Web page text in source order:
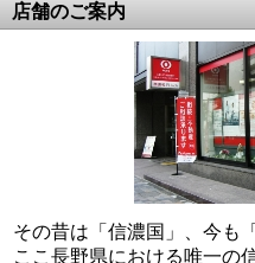
店舗のご案内
その昔は「信濃国」、今も
ここ長野県における唯一の